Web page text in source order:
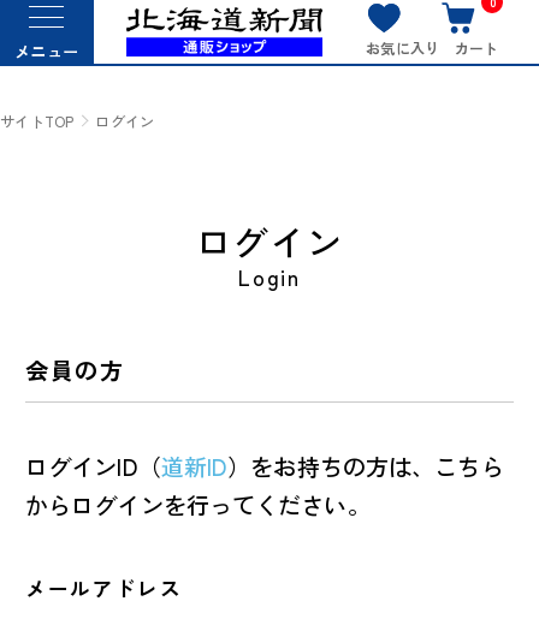
メニュー お気に入り カート
サイトTOP ログイン
ログイン
Login
会員の方
ログインID（道新ID）をお持ちの方は、こちら
からログインを行ってください。
メールアドレス